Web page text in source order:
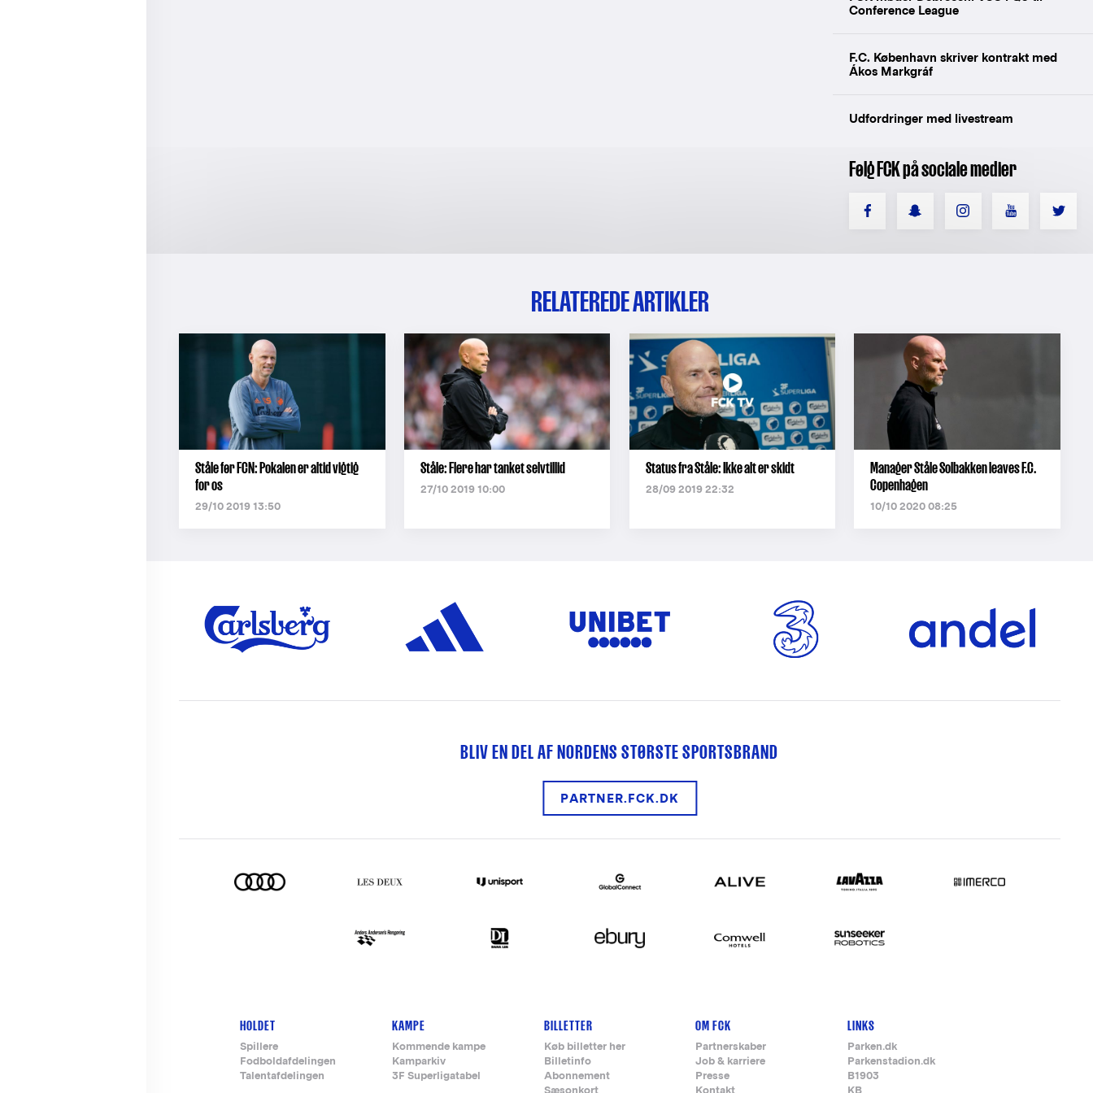
Conference League
F.C. København skriver kontrakt med
Ákos Markgráf
Udfordringer med livestream
Følg FCK på sociale medier
RELATEREDE ARTIKLER
Ståle før FCN: Pokalen er altid vigtig
for os
29/10 2019 13:50
Ståle: Flere har tanket selvtillid
27/10 2019 10:00
Status fra Ståle: Ikke alt er skidt
28/09 2019 22:32
Manager Ståle Solbakken leaves F.C.
Copenhagen
10/10 2020 08:25
BLIV EN DEL AF NORDENS STØRSTE SPORTSBRAND
PARTNER.FCK.DK
Footer-
menu
HOLDET
Spillere
Fodboldafdelingen
Talentafdelingen
KAMPE
Kommende kampe
Kamparkiv
3F Superligatabel
BILLETTER
Køb billetter her
Billetinfo
Abonnement
Sæsonkort
OM FCK
Partnerskaber
Job & karriere
Presse
Kontakt
LINKS
Parken.dk
Parkenstadion.dk
B1903
KB